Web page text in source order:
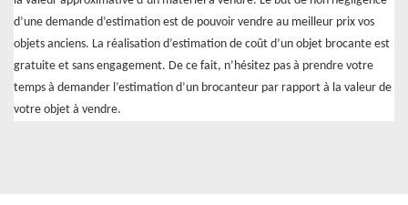
d’une demande d’estimation est de pouvoir vendre au meilleur prix vos
objets anciens. La réalisation d’estimation de coût d’un objet brocante est
gratuite et sans engagement. De ce fait, n’hésitez pas à prendre votre
temps à demander l’estimation d’un brocanteur par rapport à la valeur de
votre objet à vendre.